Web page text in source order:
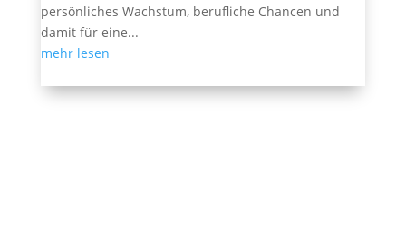
persönliches Wachstum, berufliche Chancen und
damit für eine...
mehr lesen